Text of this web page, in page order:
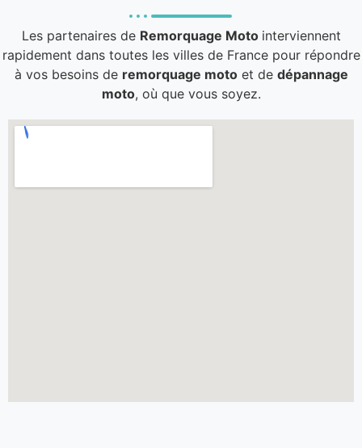
Les partenaires de Remorquage Moto interviennent
rapidement dans toutes les villes de France pour répondre
à vos besoins de remorquage motoet de dépannage
moto, où que vous soyez.